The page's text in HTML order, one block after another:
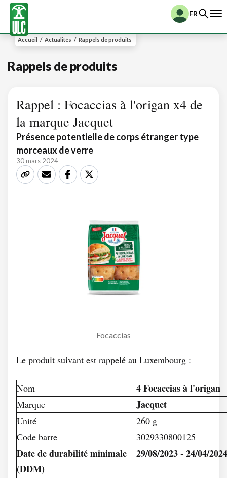
FR
Accueil / Actualités / Rappels de produits
Rappels de produits
Rappel : Focaccias à l'origan x4 de
la marque Jacquet
Présence potentielle de corps étranger type
morceaux de verre
30 mars 2024
Focaccias
Le produit suivant est rappelé au Luxembourg :
Nom 4 Focaccias à l'origan
Marque Jacquet
Unité
260 g
Code barre
3029330800125
Date de durabilité minimale
(DDM)
29/08/2023 - 24/04/